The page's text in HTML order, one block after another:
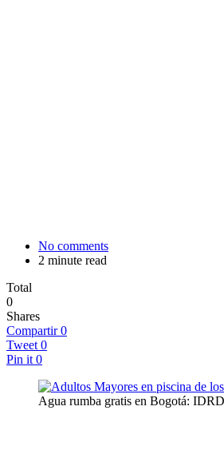
No comments
2 minute read
Total
0
Shares
Compartir 0
Tweet 0
Pin it 0
Agua rumba gratis en Bogotá: